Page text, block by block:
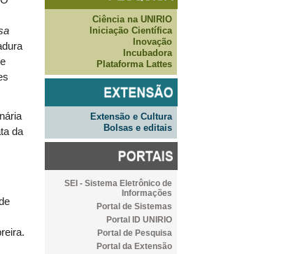
da
Ciência na UNIRIO
Iniciação Científica
Inovação
Incubadora
Plataforma Lattes
Extensão e Cultura
Bolsas e editais
SEI - Sistema Eletrônico de
Informações
Portal de Sistemas
Portal ID UNIRIO
Portal de Pesquisa
Portal da Extensão